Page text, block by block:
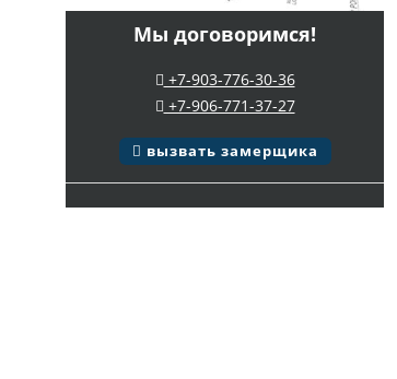
Мы договоримся!
+7-903-776-30-36
+7-906-771-37-27
вызвать замерщика